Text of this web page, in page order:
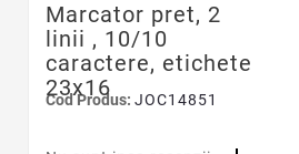
Marcator pret, 2
linii , 10/10
caractere, etichete
23x16
Cod Produs: JOC14851